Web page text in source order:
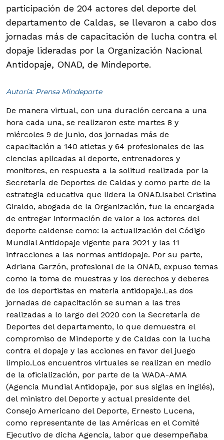
participación de 204 actores del deporte del
departamento de Caldas, se llevaron a cabo dos
jornadas más de capacitación de lucha contra el
dopaje lideradas por la Organización Nacional
Antidopaje, ONAD, de Mindeporte.
Autoría: Prensa Mindeporte
De manera virtual, con una duración cercana a una
hora cada una, se realizaron este martes 8 y
miércoles 9 de junio, dos jornadas más de
capacitación a 140 atletas y 64 profesionales de las
ciencias aplicadas al deporte, entrenadores y
monitores, en respuesta a la solitud realizada por la
Secretaría de Deportes de Caldas y como parte de la
estrategia educativa que lidera la ONAD.Isabel Cristina
Giraldo, abogada de la Organización, fue la encargada
de entregar información de valor a los actores del
deporte caldense como: la actualización del Código
Mundial Antidopaje vigente para 2021 y las 11
infracciones a las normas antidopaje. Por su parte,
Adriana Garzón, profesional de la ONAD, expuso temas
como la toma de muestras y los derechos y deberes
de los deportistas en materia antidopaje.Las dos
jornadas de capacitación se suman a las tres
realizadas a lo largo del 2020 con la Secretaría de
Deportes del departamento, lo que demuestra el
compromiso de Mindeporte y de Caldas con la lucha
contra el dopaje y las acciones en favor del juego
limpio.Los encuentros virtuales se realizan en medio
de la oficialización, por parte de la WADA-AMA
(Agencia Mundial Antidopaje, por sus siglas en inglés),
del ministro del Deporte y actual presidente del
Consejo Americano del Deporte, Ernesto Lucena,
como representante de las Américas en el Comité
Ejecutivo de dicha Agencia, labor que desempeñaba